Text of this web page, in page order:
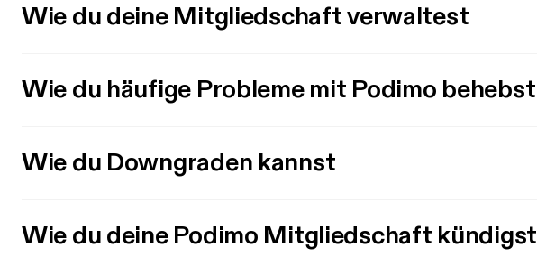
Wie du deine Mitgliedschaft verwaltest
Wie du häufige Probleme mit Podimo behebst
Wie du Downgraden kannst
Wie du deine Podimo Mitgliedschaft kündigst